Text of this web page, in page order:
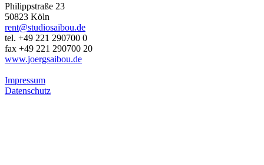
Philippstraße 23
50823 Köln
rent@studiosaibou.de
tel. +49 221 290700 0
fax +49 221 290700 20
www.joergsaibou.de
Impressum
Datenschutz